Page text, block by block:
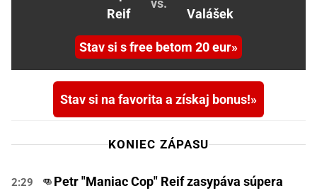
Reif
vs.
Valášek
Stav si s free betom 20 eur
Stav si na favorita a získaj bonus!
KONIEC ZÁPASU
2:29 👊Petr "Maniac Cop" Reif zasypáva súpera